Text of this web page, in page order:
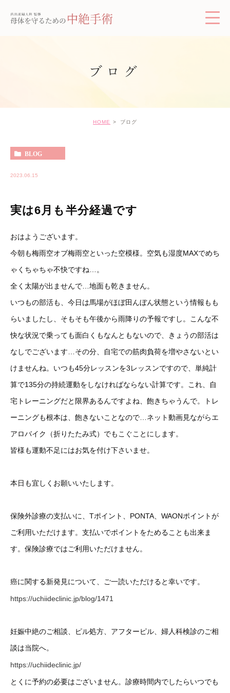
ブログ
HOME ブログ
BLOG
2023.06.15
実は6月も半分経過です
おはようございます。
今朝も梅雨空オブ梅雨空といった空模様。空気も湿度MAXでめち
ゃくちゃちゃ不快ですね…。
全く太陽が出ませんで…地面も乾きません。
いつもの部活も、今日は馬場がほぼ田んぼん状態という情報もも
らいましたし、そもそも午後から雨降りの予報ですし。こんな不
快な状況で乗っても面白くもなんともないので、きょうの部活は
なしでございます…その分、自宅での筋肉負荷を増やさないとい
けませんね。いつも45分レッスンを3レッスンですので、単純計
算で135分の持続運動をしなければならない計算です。これ、自
宅トレーニングだと限界あるんですよね、飽きちゃうんで。トレ
ーニングも根本は、飽きないことなので…ネット動画見ながらエ
アロバイク（折りたたみ式）でもこぐことにします。
皆様も運動不足にはお気を付け下さいませ。
本日も宜しくお願いいたします。
保険外診療の支払いに、Tポイント、PONTA、WAONポイントが
ご利用いただけます。支払いでポイントをためることも出来ま
す。保険診療ではご利用いただけません。
癌に関する新発見について、ご一読いただけると幸いです。
https://uchiideclinic.jp/blog/1471
妊娠中絶のご相談、ピル処方、アフターピル、婦人科検診のご相
談は当院へ。
https://uchiideclinic.jp/
とくに予約の必要はございません。診療時間内でしたらいつでも